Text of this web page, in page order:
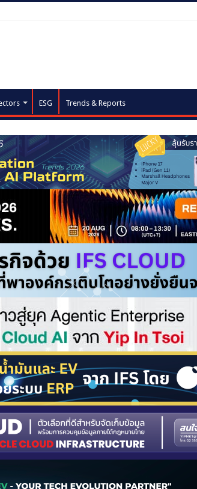
ESG Trends & Reports